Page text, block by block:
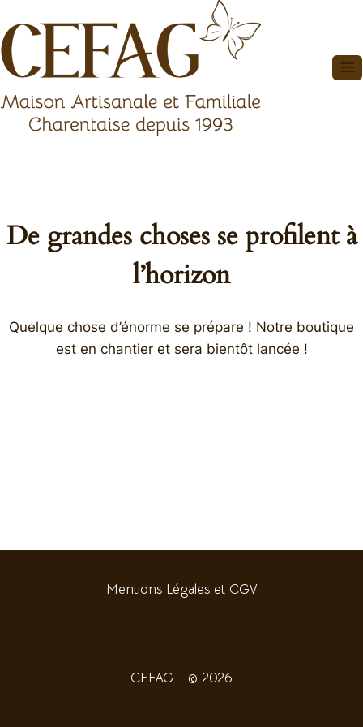
au
contenu
De grandes choses se profilent à
l’horizon
Quelque chose d’énorme se prépare ! Notre boutique
est en chantier et sera bientôt lancée !
Mentions Légales et CGV
CEFAG - © 2026